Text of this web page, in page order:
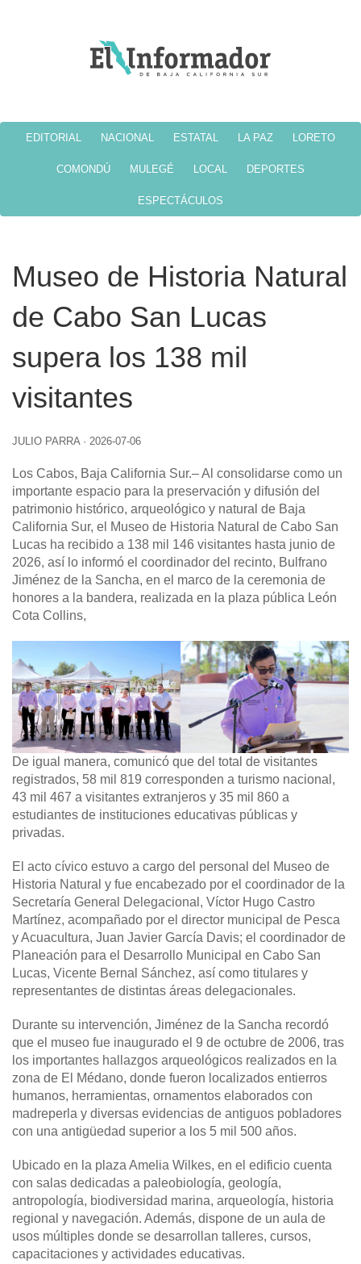
EDITORIAL NACIONAL ESTATAL LA PAZ LORETO
COMONDÚ MULEGÉ LOCAL DEPORTES
ESPECTÁCULOS
Museo de Historia Natural
de Cabo San Lucas
supera los 138 mil
visitantes
JULIO PARRA · 2026-07-06
Los Cabos, Baja California Sur.– Al consolidarse como un
importante espacio para la preservación y difusión del
patrimonio histórico, arqueológico y natural de Baja
California Sur, el Museo de Historia Natural de Cabo San
Lucas ha recibido a 138 mil 146 visitantes hasta junio de
2026, así lo informó el coordinador del recinto, Bulfrano
Jiménez de la Sancha, en el marco de la ceremonia de
honores a la bandera, realizada en la plaza pública León
Cota Collins,
De igual manera, comunicó que del total de visitantes
registrados, 58 mil 819 corresponden a turismo nacional,
43 mil 467 a visitantes extranjeros y 35 mil 860 a
estudiantes de instituciones educativas públicas y
privadas.
El acto cívico estuvo a cargo del personal del Museo de
Historia Natural y fue encabezado por el coordinador de la
Secretaría General Delegacional, Víctor Hugo Castro
Martínez, acompañado por el director municipal de Pesca
y Acuacultura, Juan Javier García Davis; el coordinador de
Planeación para el Desarrollo Municipal en Cabo San
Lucas, Vicente Bernal Sánchez, así como titulares y
representantes de distintas áreas delegacionales.
Durante su intervención, Jiménez de la Sancha recordó
que el museo fue inaugurado el 9 de octubre de 2006, tras
los importantes hallazgos arqueológicos realizados en la
zona de El Médano, donde fueron localizados entierros
humanos, herramientas, ornamentos elaborados con
madreperla y diversas evidencias de antiguos pobladores
con una antigüedad superior a los 5 mil 500 años.
Ubicado en la plaza Amelia Wilkes, en el edificio cuenta
con salas dedicadas a paleobiología, geología,
antropología, biodiversidad marina, arqueología, historia
regional y navegación. Además, dispone de un aula de
usos múltiples donde se desarrollan talleres, cursos,
capacitaciones y actividades educativas.